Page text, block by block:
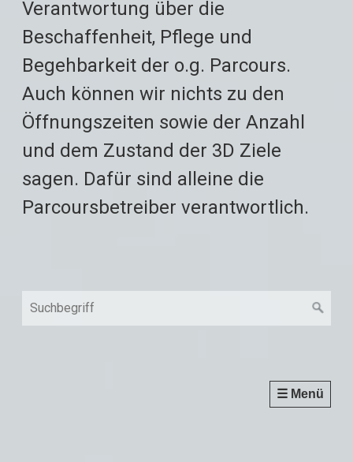
Verantwortung über die
Beschaffenheit, Pflege und
Begehbarkeit der o.g. Parcours.
Auch können wir nichts zu den
Öffnungszeiten sowie der Anzahl
und dem Zustand der 3D Ziele
sagen. Dafür sind alleine die
Parcoursbetreiber verantwortlich.
☰ Menü